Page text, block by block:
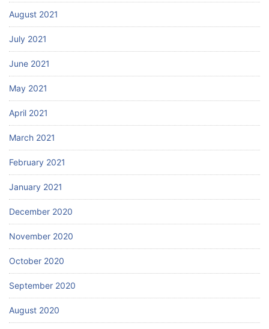
August 2021
July 2021
June 2021
May 2021
April 2021
March 2021
February 2021
January 2021
December 2020
November 2020
October 2020
September 2020
August 2020